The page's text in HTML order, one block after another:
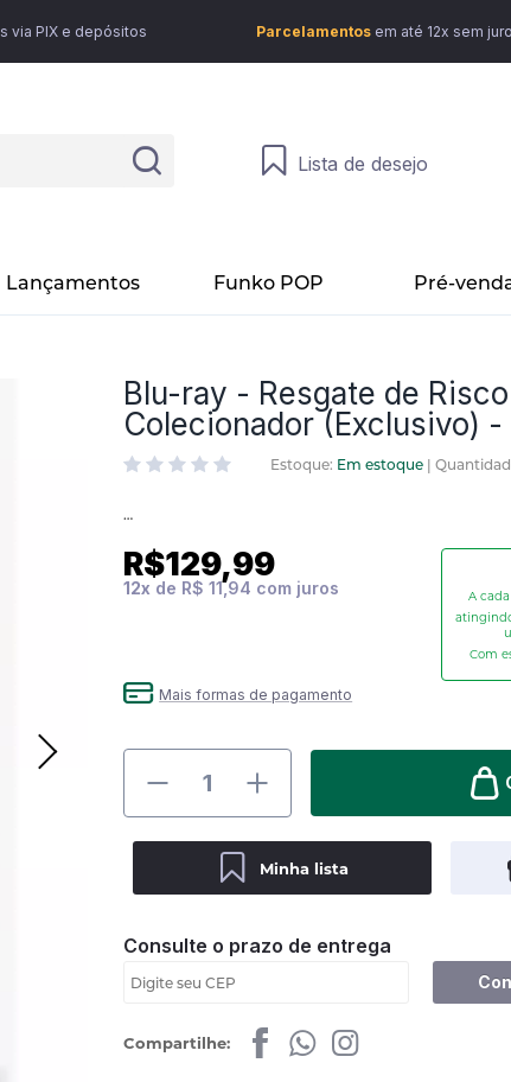
via PIX e depósitos Parcelamentos em até 12x sem
Lista de desejo
Lançamentos Funko POP Pré-
Blu-ray - Resgate de
Colecionador (Exclusivo)
Estoque: Em estoque |
R$129,99
12x de R$ 11,94
A
Com
Mais formas de pagamento
Minha lista
Consulte o prazo de entrega
Compartilhe: